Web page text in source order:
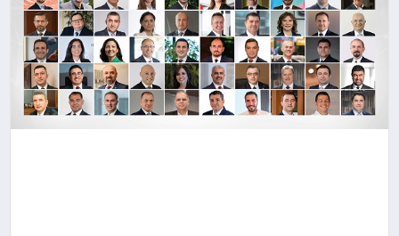
YEREL HABERLER
GÜNDEM